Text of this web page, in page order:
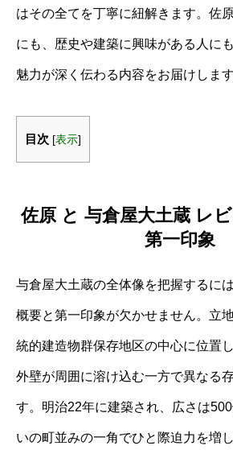
はその全てを丁寧に紐解きます。佐
にも、歴史や建築に興味がある人に
魅力が深く伝わる内容をお届けします
目次 [表示]
佐原 と 与倉屋大土蔵 レ
第一印象
与倉屋大土蔵の全体像を把握するに
概要と第一印象が欠かせません。立
統的建造物群保存地区の中心に位置
外壁が周囲に溶け込む一方で異なる
す。明治22年に建築され、広さは
いの町並みの一角でひと際迫力を増